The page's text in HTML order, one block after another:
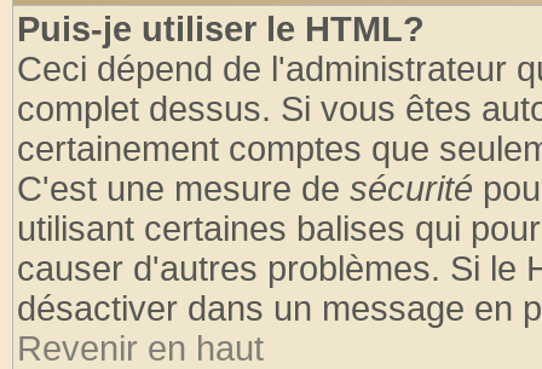
Puis-je utiliser le HTML?
Ceci dépend de l'administrateur
complet dessus. Si vous êtes
certainement comptes que
C'est une mesure de sécurité
utilisant certaines balises qui
causer d'autres problèmes. Si le
désactiver dans un message en
Revenir en haut